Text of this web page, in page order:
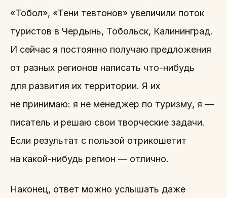
«Тобол», «Тени тевтонов» увеличили поток
туристов в Чердынь, Тобольск, Калининград.
И сейчас я постоянно получаю предложения
от разных регионов написать что-нибудь
для развития их территории. Я их
не принимаю: я не менеджер по туризму, я —
писатель и решаю свои творческие задачи.
Если результат с пользой отрикошетит
на какой-нибудь регион — отлично.
Наконец, ответ можно услышать даже